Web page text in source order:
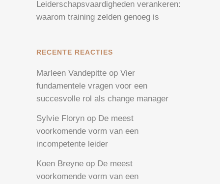
Leiderschapsvaardigheden verankeren:
waarom training zelden genoeg is
RECENTE REACTIES
Marleen Vandepitte op Vier
fundamentele vragen voor een
succesvolle rol als change manager
Sylvie Floryn op De meest
voorkomende vorm van een
incompetente leider
Koen Breyne op De meest
voorkomende vorm van een